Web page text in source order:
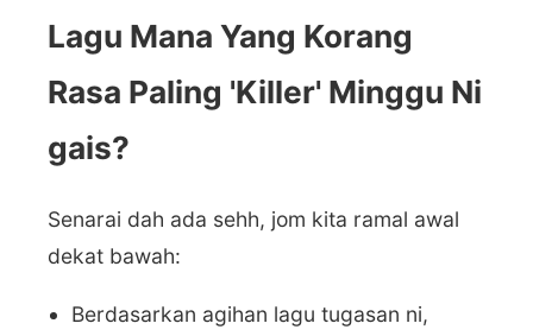
Lagu Mana Yang Korang
Rasa Paling 'Killer' Minggu Ni
gais?
Senarai dah ada sehh, jom kita ramal awal
dekat bawah:
Berdasarkan agihan lagu tugasan ni,